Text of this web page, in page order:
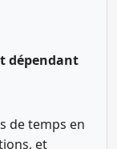
dépendant
de temps en
et